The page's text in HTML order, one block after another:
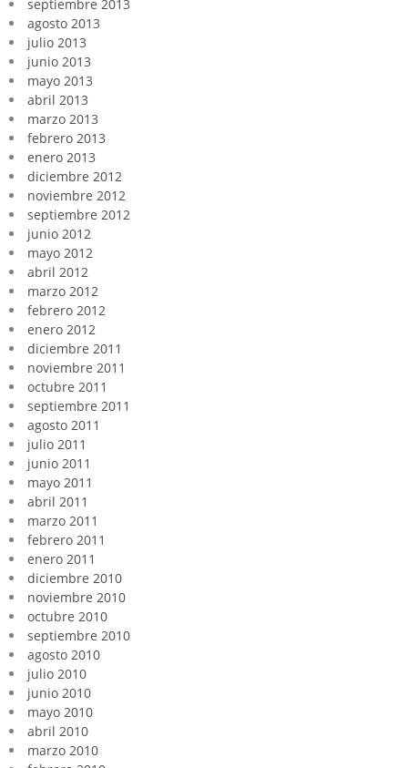
septiembre 2013
agosto 2013
julio 2013
junio 2013
mayo 2013
abril 2013
marzo 2013
febrero 2013
enero 2013
diciembre 2012
noviembre 2012
septiembre 2012
junio 2012
mayo 2012
abril 2012
marzo 2012
febrero 2012
enero 2012
diciembre 2011
noviembre 2011
octubre 2011
septiembre 2011
agosto 2011
julio 2011
junio 2011
mayo 2011
abril 2011
marzo 2011
febrero 2011
enero 2011
diciembre 2010
noviembre 2010
octubre 2010
septiembre 2010
agosto 2010
julio 2010
junio 2010
mayo 2010
abril 2010
marzo 2010